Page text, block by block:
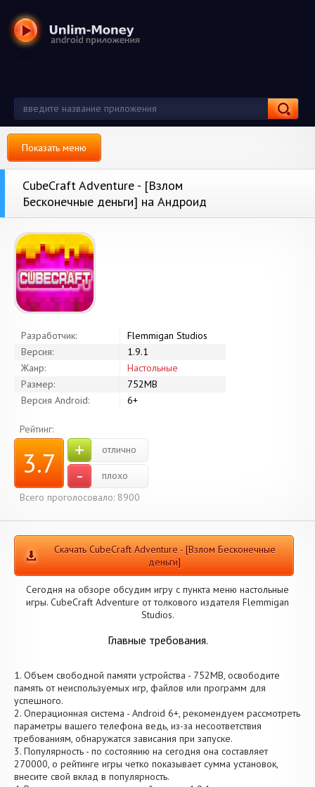
Показать меню
CubeCraft Adventure - [Взлом
Бесконечные деньги] на Андроид
Разработчик:
Flemmigan Studios
Версия:
1.9.1
Жанр:
Настольные
Размер:
752MB
Версия Android:
6+
Рейтинг:
3.7 + отлично
-
плохо
Всего проголосовало: 8900
Скачать CubeCraft Adventure - [Взлом Бесконечные
деньги]
Сегодня на обзоре обсудим игру с пункта меню настольные
игры. CubeCraft Adventure от толкового издателя Flemmigan
Studios.
Главные требования.
1. Объем свободной памяти устройства - 752MB, освободите
память от неиспользуемых игр, файлов или программ для
успешного.
2. Операционная система - Android 6+, рекомендуем рассмотреть
параметры вашего телефона ведь, из-за несоответствия
требованиям, обнаружатся зависания при запуске.
3. Популярность - по состоянию на сегодня она составляет
270000, о рейтинге игры четко показывает сумма установок,
внесите свой вклад в популярность.